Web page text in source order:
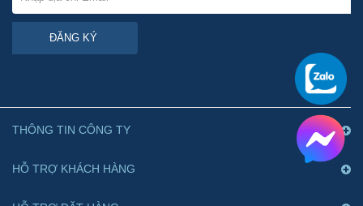
ĐĂNG KÝ
THÔNG TIN CÔNG TY
HỖ TRỢ KHÁCH HÀNG